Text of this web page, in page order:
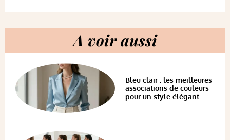
A voir aussi
Bleu clair : les meilleures
associations de couleurs
pour un style élégant